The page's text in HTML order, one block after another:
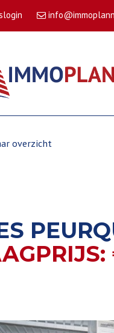
overzicht